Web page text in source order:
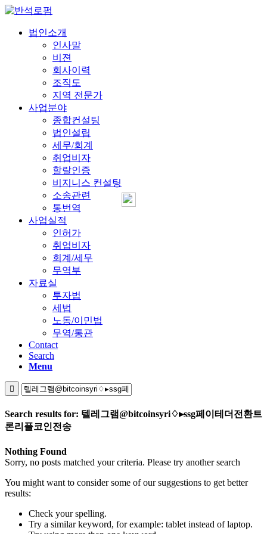
법인소개
인사말
비젼
회사이력
조직도
지역 전문가
사업분야
종합컨설팅
법인설립
세무/회계
취업비자
할랄인증
비지니스 컨설팅
소송관련
통번역
사업실적
인허가
취업비자
회계/세무
무역부
자료실
투자법
세법
노동/이민법
무역/통관
Contact
Search
Menu
Search results for: 텔레그램@bitcoinsyri♢▸ssg페이테더전환트
론리플코인전송
Nothing Found
Sorry, no posts matched your criteria. Please try another search
You might want to consider some of our suggestions to get better
results:
Check your spelling.
Try a similar keyword, for example: tablet instead of laptop.